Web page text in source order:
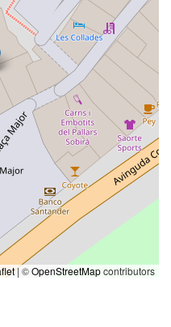
|©OpenStreetMapcontributors